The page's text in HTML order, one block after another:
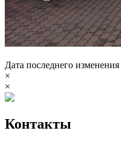
Дата последнего
×
×
Контакты